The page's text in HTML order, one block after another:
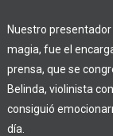
Nuestro
magia, fue el
prensa, que se
Belinda, violinista
consiguió
día.